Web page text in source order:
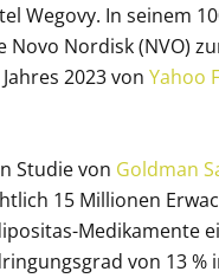
Wegovy. In seinem
Novo Nordisk (NVO)
2023 von Yahoo
Studie von Goldman
15 Millionen
Medikamente
von 13 %